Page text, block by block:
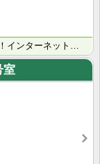
『AZEST青砥Ⅱ』！京成本線「青砥」駅徒歩5分！インターネット・wi-fi無料！ペット可！分譲賃貸･･･
室